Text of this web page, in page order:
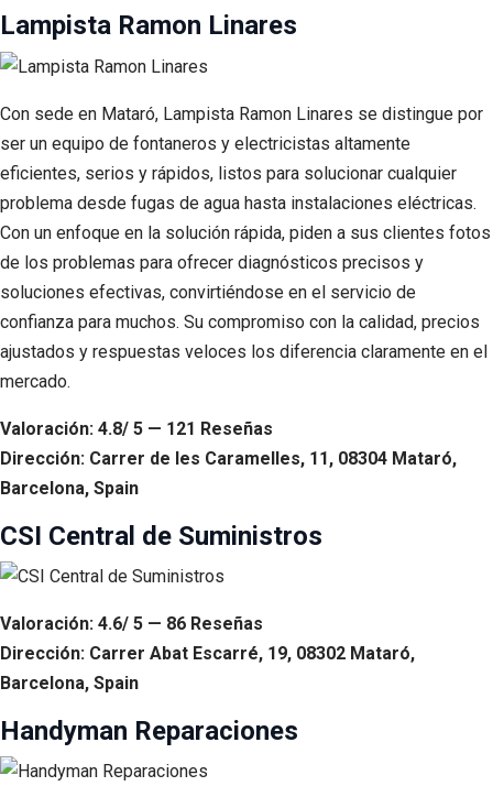
Lampista Ramon Linares
Con sede en Mataró, Lampista Ramon Linares se distingue por
ser un equipo de fontaneros y electricistas altamente
eficientes, serios y rápidos, listos para solucionar cualquier
problema desde fugas de agua hasta instalaciones eléctricas.
Con un enfoque en la solución rápida, piden a sus clientes fotos
de los problemas para ofrecer diagnósticos precisos y
soluciones efectivas, convirtiéndose en el servicio de
confianza para muchos. Su compromiso con la calidad, precios
ajustados y respuestas veloces los diferencia claramente en el
mercado.
Valoración: 4.8/ 5 — 121 Reseñas
Dirección: Carrer de les Caramelles, 11, 08304 Mataró,
Barcelona, Spain
CSI Central de Suministros
Valoración: 4.6/ 5 — 86 Reseñas
Dirección: Carrer Abat Escarré, 19, 08302 Mataró,
Barcelona, Spain
Handyman Reparaciones